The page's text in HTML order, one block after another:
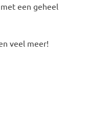
een geheel
veel meer!